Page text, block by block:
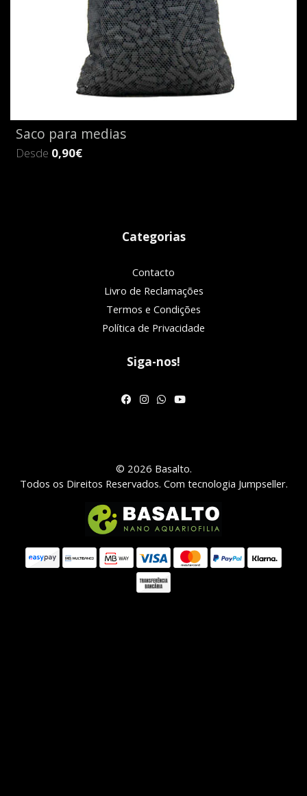
Saco para medias
Desde 0,90€
Categorias
Contacto
Livro de Reclamações
Termos e Condições
Política de Privacidade
Siga-nos!
© 2026 Basalto.
Todos os Direitos Reservados. Com tecnologia Jumpseller.